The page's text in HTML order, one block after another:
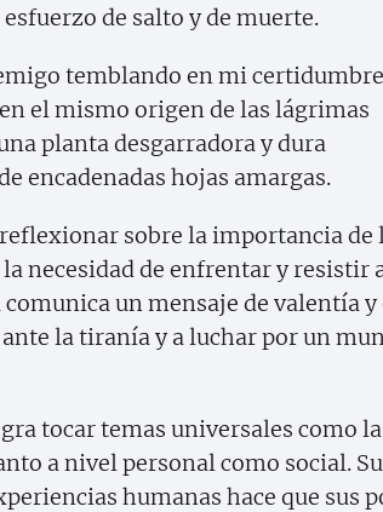
de salto y de muerte.
temblando en mi
el mismo origen de las lágrimas
planta desgarradora y dura
encadenadas hojas amargas.
sobre la importancia de
necesidad de enfrentar y resistir
un mensaje de valentía y
la tiranía y a luchar por un
tocar temas universales como
a nivel personal como social.
humanas hace que sus